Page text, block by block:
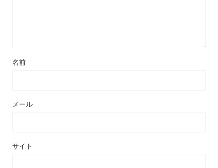
名前
メール
サイト